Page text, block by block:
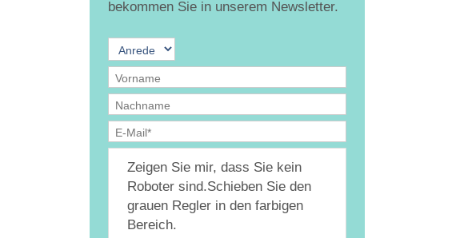
bekommen Sie in unserem Newsletter.
einverstanden, dass DAMiD mich per E-Mail über
Themen und Veranstaltungen informiert.
Datenschutzerklärung
Zeigen Sie mir, dass Sie kein
Roboter sind.Schieben Sie den
grauen Regler in den farbigen
Bereich.